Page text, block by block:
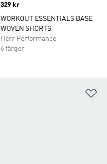
Price
329 kr
WORKOUT ESSENTIALS BASE
WOVEN SHORTS
Herr Performance
6 färger